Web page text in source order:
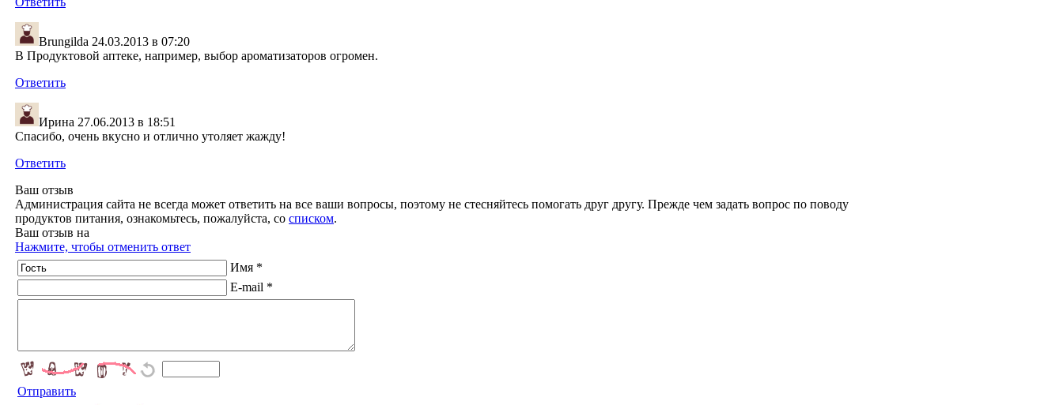
Brungilda 24.03.2013 в 07:20
В Продуктовой аптеке, например, выбор ароматизаторов огромен.
Ответить
Ирина 27.06.2013 в 18:51
Спасибо, очень вкусно и отлично утоляет жажду!
Ответить
Ваш отзыв
Администрация сайта не всегда может ответить на все ваши вопросы, поэтому не стесняйтесь помогать друг другу. Прежде чем задать вопрос по поводу
продуктов питания, ознакомьтесь, пожалуйста, со списком.
Ваш отзыв на
Нажмите, чтобы отменить ответ
Имя *
E-mail *
Отправить